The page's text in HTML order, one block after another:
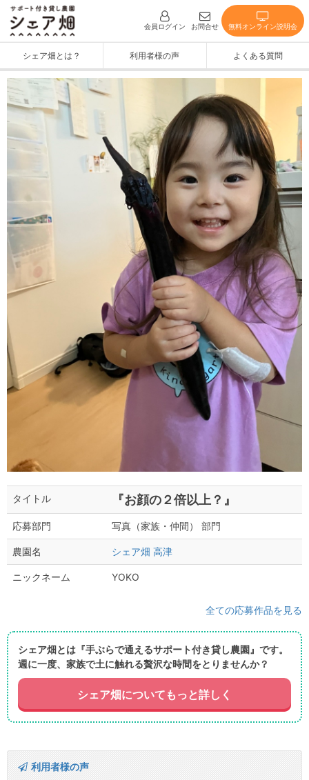
会員ログイン お問合せ 無料オンライン説明会
シェア畑とは？ 利用者様の声 よくある質問
タイトル 『お顔の２倍以上？』
応募部門 写真（家族・仲間） 部門
農園名 シェア畑 高津
ニックネーム YOKO
全ての応募作品を見る
シェア畑とは『手ぶらで通えるサポート付き貸し農園』です。
週に一度、家族で土に触れる贅沢な時間をとりませんか？
シェア畑についてもっと詳しく
利用者様の声